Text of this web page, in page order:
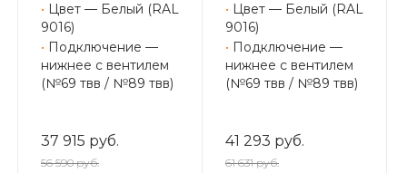
• Цвет — Белый (RAL
9016)
• Подключение —
нижнее с вентилем
(№69 твв / №89 твв)
37 915 руб.
56 590 руб.
• Цвет — Белый (RAL
9016)
• Подключение —
нижнее с вентилем
(№69 твв / №89 твв)
41 293 руб.
61 631 руб.